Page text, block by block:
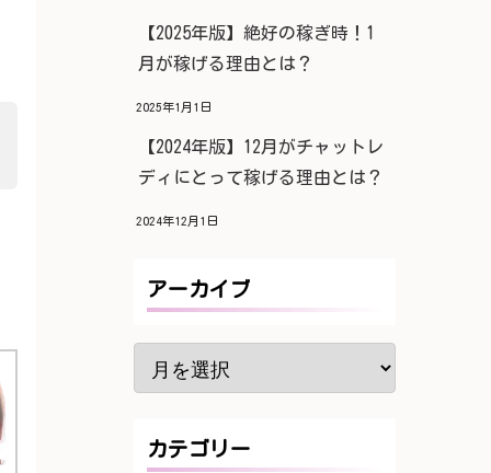
【2025年版】絶好の稼ぎ時！1
月が稼げる理由とは？
2025年1月1日
【2024年版】12月がチャットレ
ディにとって稼げる理由とは？
2024年12月1日
アーカイブ
カテゴリー